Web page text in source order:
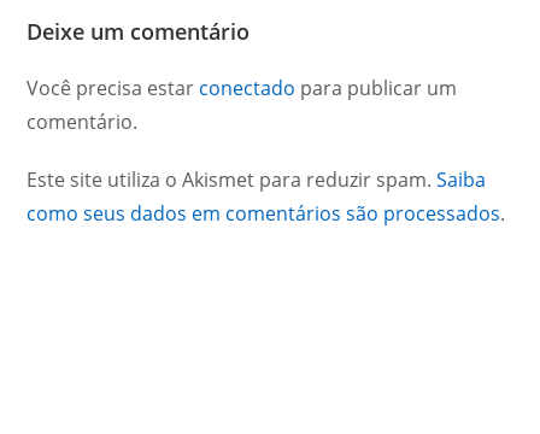
Deixe um comentário
Você precisa estar conectado para publicar um
comentário.
Este site utiliza o Akismet para reduzir spam.Saiba
como seus dados em comentários são processados.